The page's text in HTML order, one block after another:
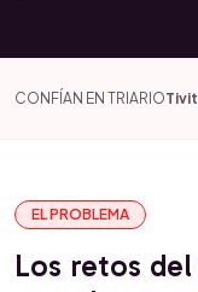
CONFÍAN EN TRIARIOTivit
EL PROBLEMA
Los retos del